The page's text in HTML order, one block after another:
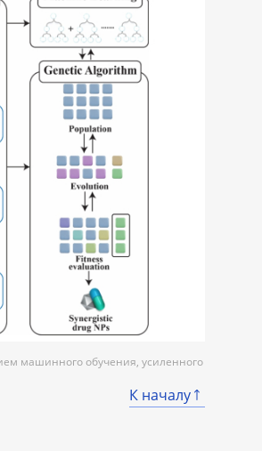
машинного обучения, усиленного
К началу